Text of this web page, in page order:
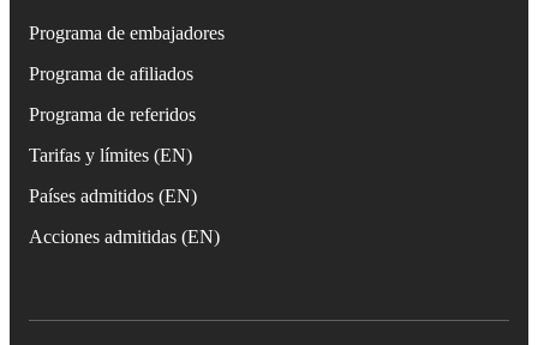
Programa de embajadores
Programa de afiliados
Programa de referidos
Tarifas y límites (EN)
Países admitidos (EN)
Acciones admitidas (EN)